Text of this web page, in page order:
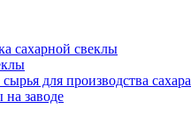
сахарной свеклы
для производства сахара
заводе